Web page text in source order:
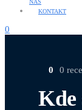
NÁS
KONTAKT
0
0 0
Kde